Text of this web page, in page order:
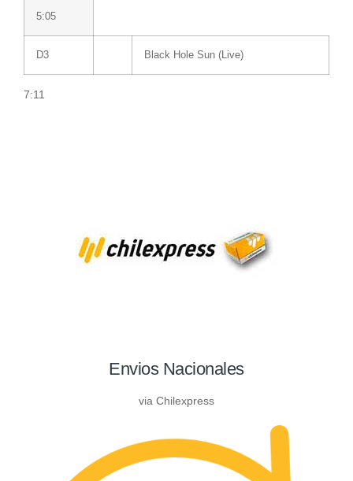
5:05
D3 Black Hole Sun (Live)
7:11
Envios Nacionales
via Chilexpress